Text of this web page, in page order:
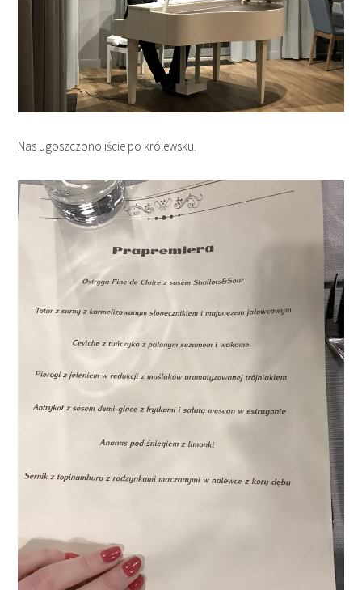
Nas ugoszczono iście po królewsku.